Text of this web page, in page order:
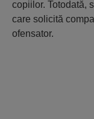
copiilor. Totodată,
care solicită
ofensator.